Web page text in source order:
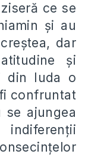
ce se
și au
dar
și
din Iuda o
confruntat
ajungea